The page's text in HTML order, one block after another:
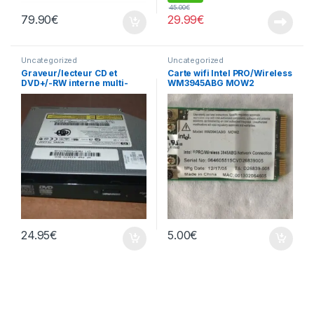
79.90€ 29.99€
45.00€
Uncategorized
Graveur/lecteur CD et
DVD+/-RW interne multi-
recorder portable TS-L632
24.95€
Uncategorized
Carte wifi Intel PRO/Wireless
WM3945ABG MOW2
5.00€